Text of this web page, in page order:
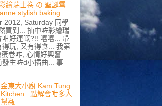
繪瑞士卷 の 聖誕雪
stylish baking
2012, Saturday 同學
買到... 抽中咗彩繪瑞
咁好運嘅?!! 嘻嘻... 帶
得玩, 又有得食... 我第
卷咋, 心情好興奮
發生咗d小插曲... 事
金東大小廚 Kam Tung
Kitchen : 點解會咁多人
幫襯